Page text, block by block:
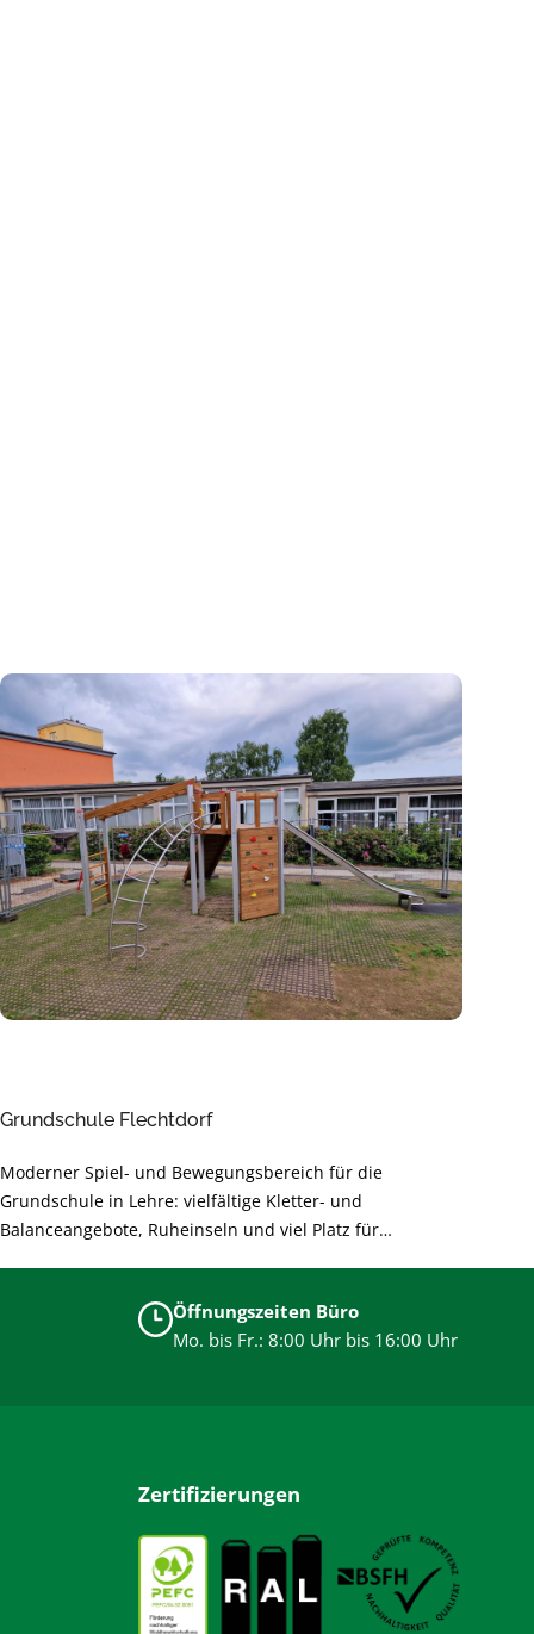
Grundschule Flechtdorf
Moderner Spiel- und Bewegungsbereich für die
Grundschule in Lehre: vielfältige Kletter- und
Balanceangebote, Ruheinseln und viel Platz für
unterstützen die Entwicklung der Kinder und sorgen für
unbeschwertes Spielen.
Öffnungszeiten Büro
Mo. bis Fr.: 8:00 Uhr bis 16:00 Uhr
Zertifizierungen